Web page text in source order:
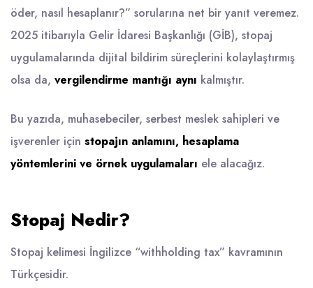
öder, nasıl hesaplanır?” sorularına net bir yanıt veremez.
2025 itibarıyla Gelir İdaresi Başkanlığı (GİB), stopaj
uygulamalarında dijital bildirim süreçlerini kolaylaştırmış
olsa da, vergilendirme mantığı aynı kalmıştır.
Bu yazıda, muhasebeciler, serbest meslek sahipleri ve
işverenler için stopajın anlamını, hesaplama
yöntemlerini ve örnek uygulamaları ele alacağız.
Stopaj Nedir?
Stopaj kelimesi İngilizce “withholding tax” kavramının
Türkçesidir.